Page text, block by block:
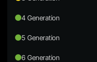
4 Generation
5 Generation
6 Generation